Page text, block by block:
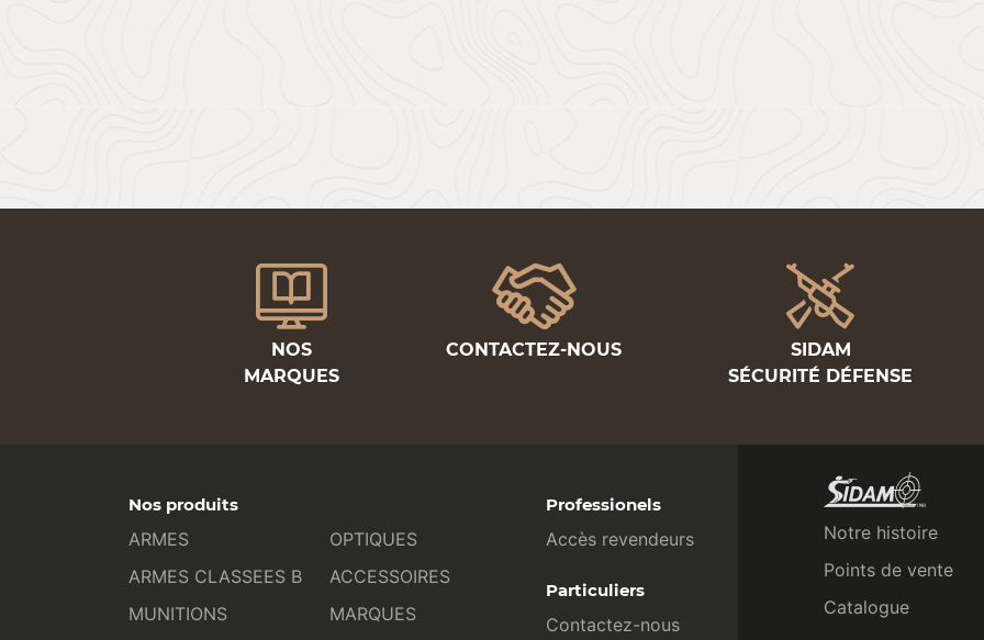
NOS
MARQUES
CONTACTEZ-NOUS
SIDAM
SÉCURITÉ DÉFENSE
Nos produits
ARMES
ARMES CLASSEES B
MUNITIONS
OPTIQUES
ACCESSOIRES
MARQUES
Professionels
Accès revendeurs
Particuliers
Contactez-nous
Notre histoire
Points de vente
Catalogue